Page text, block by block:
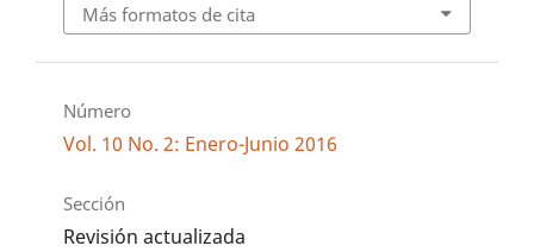
Más formatos de cita
Número
Vol. 10 No. 2: Enero-Junio 2016
Sección
Revisión actualizada